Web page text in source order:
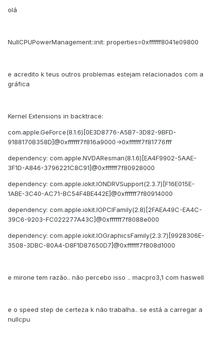
olá
NullCPUPowerManagement::init: properties=0xffffff8041e09800
e acredito k teus outros problemas estejam relacionados com a
gráfica
Kernel Extensions in backtrace:
com.apple.GeForce(8.1.6)[0E3D8776-A5B7-3D82-9BFD-
9188170B358D]@0xffffff7f816a9000->0xffffff7f81776fff
dependency: com.apple.NVDAResman(8.1.6)[EA4F9902-5AAE-
3F1D-A846-3796221C8C91]@0xffffff7f80928000
dependency: com.apple.iokit.IONDRVSupport(2.3.7)[F16E015E-
1ABE-3C40-AC71-BC54F4BE442E]@0xffffff7f80914000
dependency: com.apple.iokit.IOPCIFamily(2.8)[2FAEA49C-EA4C-
39C6-9203-FC022277A43C]@0xffffff7f8088e000
dependency: com.apple.iokit.IOGraphicsFamily(2.3.7)[9928306E-
3508-3DBC-80A4-D8F1D87650D7]@0xffffff7f808d1000
e mirone tem razão.. não percebo isso .. macpro3,1 com haswell
e o speed step de certeza k não trabalha.. se está a carregar a
nullcpu